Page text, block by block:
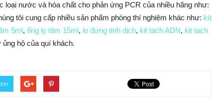
loại nước và hóa chất cho phản ứng PCR của nhiều hãng như:
tôi cung cấp nhiều sản phẩm phòng thí nghiệm khác như: kít
5ml, ống ly tâm 15ml, lọ đựng tinh dịch, kit tach ADN, kit tach
hộ của quí khách.